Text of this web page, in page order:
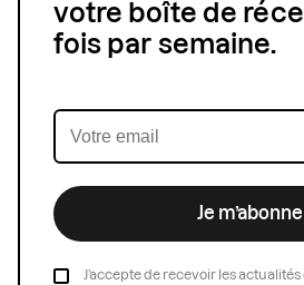
votre boîte de
fois par semaine.
Je m’abonne
J’accepte de recevoir les